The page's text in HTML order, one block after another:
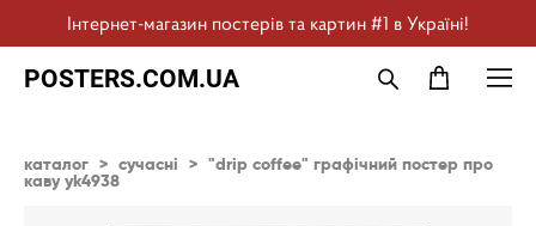
Інтернет-магазин постерів та картин #1 в Україні!
POSTERS.COM.UA
каталог > сучасні > "drip coffee" графічний постер про
каву yk4938